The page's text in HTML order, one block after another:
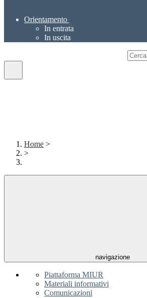
Orientamento
In entrata
In uscita
Home >
>
navigazione
Piattaforma MIUR
Materiali informativi
Comunicazioni